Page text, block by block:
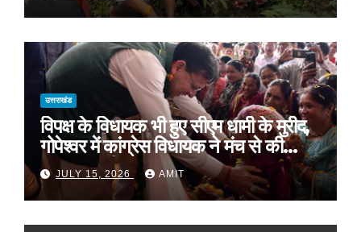
उत्तराखंड
विपक्ष के विधायक भी हुए सीएम धामी के मुरीद,
गोपेश्वर में कांग्रेस विधायक ने मंच से की
खुलकर तारीफ*
JULY 15, 2026 AMIT